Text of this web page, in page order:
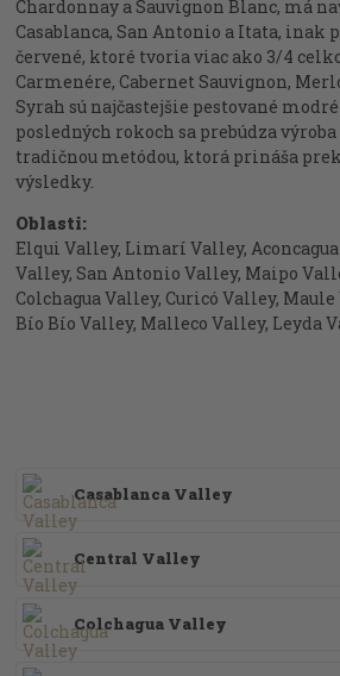
Chardonnay a Sauvignon Blanc, má
Casablanca, San Antonio a Itata, inak
červené, ktoré tvoria viac ako 3/4
Carmenére, Cabernet Sauvignon,
Syrah sú najčastejšie pestované
posledných rokoch sa prebúdza
tradičnou metódou, ktorá prináša
výsledky.
Oblasti:
Elqui Valley, Limarí Valley,
Valley, San Antonio Valley, Maipo
Colchagua Valley, Curicó Valley,
Bío Bío Valley, Malleco Valley, Leyda
Casablanca Valley
Central Valley
Colchagua Valley